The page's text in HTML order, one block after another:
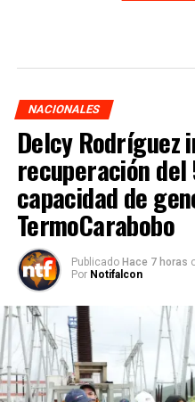
NACIONALES
Delcy Rodríguez
recuperación
capacidad de
TermoCarabobo
Publicado Hace 7 horas
Por Notifalcon